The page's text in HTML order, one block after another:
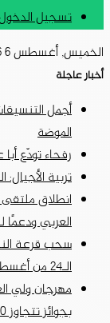
تسجيل
الخميس, أغسطس 6 2026
أخبار عاجلة
أجمل
الموضة
رفحاء تودّع
تربية
انطلاق ملتقى
العربي ودعمًا
سحب قرعة
الـ24 من أغسطس الجاري
مهرجان ولي
بجوائز تتجاوز 50 مليون ريال